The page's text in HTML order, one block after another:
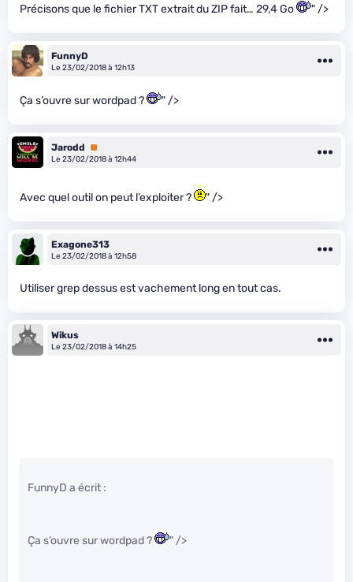
Précisons que le fichier TXT extrait du ZIP fait… 29,4 Go " />
FunnyD
Le 23/02/2018 à 12h13
Ça s’ouvre sur wordpad ? " />
Jarodd
Premium
Le 23/02/2018 à 12h44
Avec quel outil on peut l’exploiter ? " />
Exagone313
Le 23/02/2018 à 12h58
Utiliser grep dessus est vachement long en tout cas.
Wikus
Le 23/02/2018 à 14h25
FunnyD a écrit :
Ça s’ouvre sur wordpad ? " />